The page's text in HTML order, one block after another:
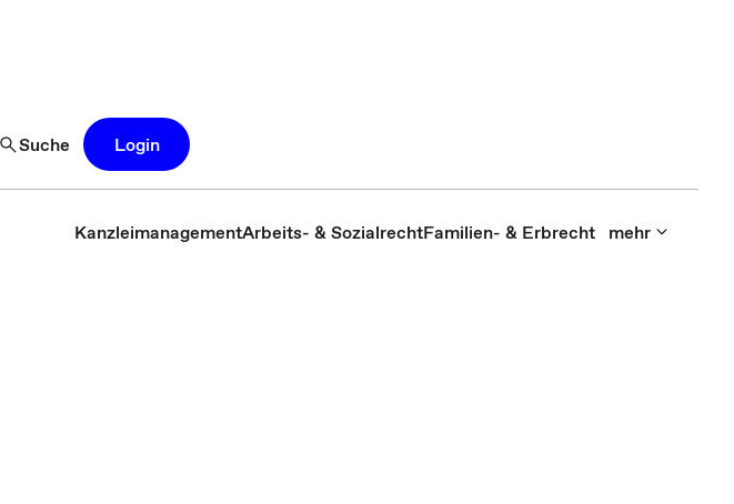
Suche Login
KanzleimanagementArbeits- & SozialrechtFamilien- & Erbrecht mehr